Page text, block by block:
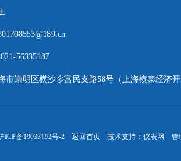
56335187
市崇明区横沙乡富民支路58号（上海横泰经济
ICP备19033192号-2 返回首页 技术支持： 仪表网 管